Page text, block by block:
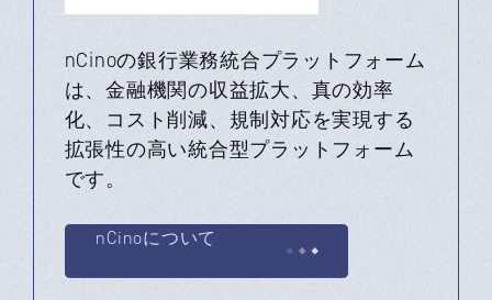
nCinoの銀行業務統合プラットフォーム
は、金融機関の収益拡大、真の効率
化、コスト削減、規制対応を実現する
拡張性の高い統合型プラットフォーム
です。
nCinoについて